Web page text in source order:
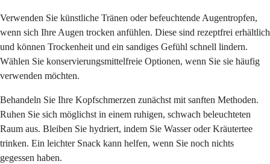
Verwenden Sie künstliche Tränen oder befeuchtende Augentropfen,
wenn sich Ihre Augen trocken anfühlen. Diese sind rezeptfrei erhältlich
und können Trockenheit und ein sandiges Gefühl schnell lindern.
Wählen Sie konservierungsmittelfreie Optionen, wenn Sie sie häufig
verwenden möchten.
Behandeln Sie Ihre Kopfschmerzen zunächst mit sanften Methoden.
Ruhen Sie sich möglichst in einem ruhigen, schwach beleuchteten
Raum aus. Bleiben Sie hydriert, indem Sie Wasser oder Kräutertee
trinken. Ein leichter Snack kann helfen, wenn Sie noch nichts
gegessen haben.